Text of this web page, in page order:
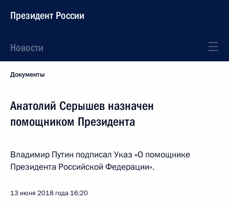
Президент России
Новости
Документы
Анатолий Серышев назначен
помощником Президента
Владимир Путин подписал Указ «О помощнике
Президента Российской Федерации».
13 июня 2018 года 16:20